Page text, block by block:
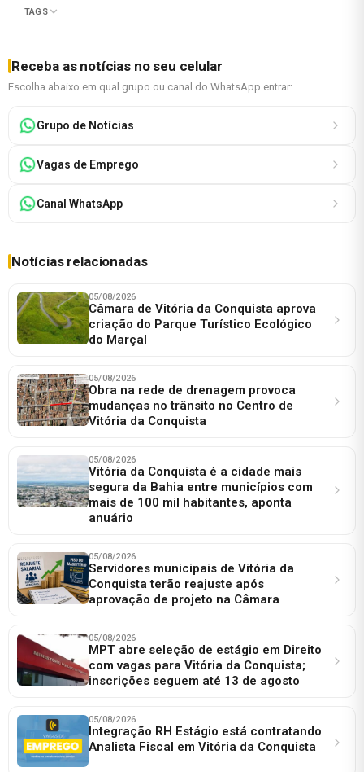
TAGS
Receba as notícias no seu celular
Escolha abaixo em qual grupo ou canal do WhatsApp entrar:
Grupo de Notícias
Vagas de Emprego
Canal WhatsApp
Notícias relacionadas
05/08/2026
Câmara de Vitória da Conquista aprova
criação do Parque Turístico Ecológico
do Marçal
05/08/2026
Obra na rede de drenagem provoca
mudanças no trânsito no Centro de
Vitória da Conquista
05/08/2026
Vitória da Conquista é a cidade mais
segura da Bahia entre municípios com
mais de 100 mil habitantes, aponta
anuário
05/08/2026
Servidores municipais de Vitória da
Conquista terão reajuste após
aprovação de projeto na Câmara
05/08/2026
MPT abre seleção de estágio em Direito
com vagas para Vitória da Conquista;
inscrições seguem até 13 de agosto
05/08/2026
Integração RH Estágio está contratando
Analista Fiscal em Vitória da Conquista